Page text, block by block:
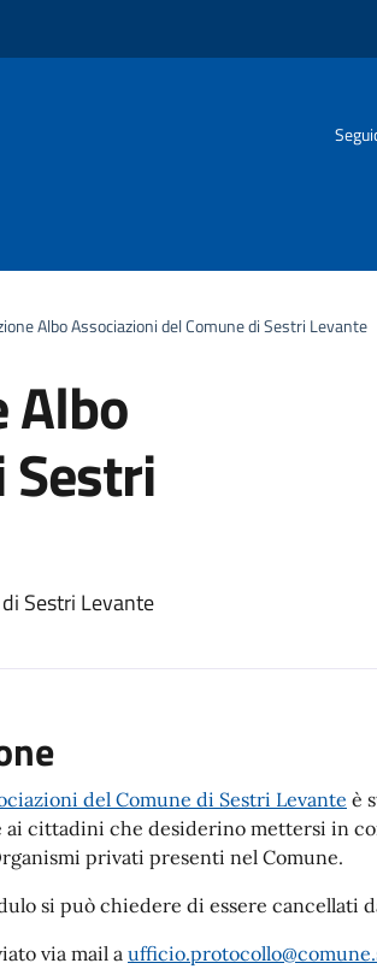
Albo Associazioni del Comune di Sestri Levante
Albo
Sestri
Sestri Levante
del Comune di Sestri Levante è
cittadini che desiderino mettersi in
privati presenti nel Comune.
si può chiedere di essere cancellati
via mail a